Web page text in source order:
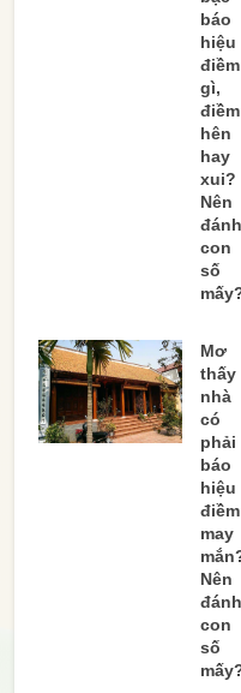
báo
hiệu
điềm
gì,
điềm
hên
hay
xui?
Nên
đánh
con
số
Mơ
thấy
nhà
có
phải
báo
hiệu
điềm
may
Nên
đánh
con
số